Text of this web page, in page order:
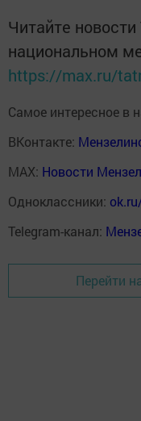
Читайте новости
национальном
https://max.ru/
Самое интересное в
ВКонтакте:
MAX: Новости
Одноклассники:
Telegram-канал:
Перейти